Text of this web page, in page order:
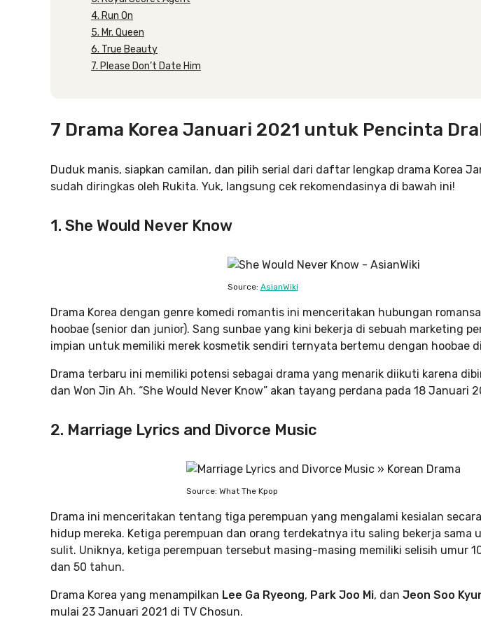
4. Run On
5. Mr. Queen
6. True Beauty
7. Please Don’t Date Him
7 Drama Korea Januari 2021 untuk Pencinta
Duduk manis, siapkan camilan, dan pilih serial dari daftar lengkap drama Korea
sudah diringkas oleh Rukita. Yuk, langsung cek rekomendasinya di bawah ini!
1. She Would Never Know
Source: AsianWiki
Drama Korea dengan genre komedi romantis ini menceritakan hubungan
hoobae (senior dan junior). Sang sunbae yang kini bekerja di sebuah marketing
impian untuk memiliki merek kosmetik sendiri ternyata bertemu dengan hoobae
Drama terbaru ini memiliki potensi sebagai drama yang menarik diikuti karena
dan Won Jin Ah. “She Would Never Know” akan tayang perdana pada 18 Januari
2. Marriage Lyrics and Divorce Music
Source: What The Kpop
Drama ini menceritakan tentang tiga perempuan yang mengalami kesialan
hidup mereka. Ketiga perempuan dan orang terdekatnya itu saling bekerja sama
sulit. Uniknya, ketiga perempuan tersebut masing-masing memiliki selisih umur
dan 50 tahun.
Drama Korea yang menampilkan Lee Ga Ryeong, Park Joo Mi, dan Jeon Soo
mulai 23 Januari 2021 di TV Chosun.